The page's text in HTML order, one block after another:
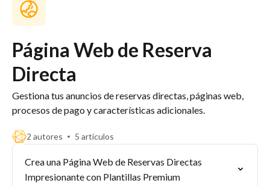
Página Web de Reserva
Directa
Gestiona tus anuncios de reservas directas, páginas web,
procesos de pago y características adicionales.
2 autores 5 artículos
Crea una Página Web de Reservas Directas
Impresionante con Plantillas Premium